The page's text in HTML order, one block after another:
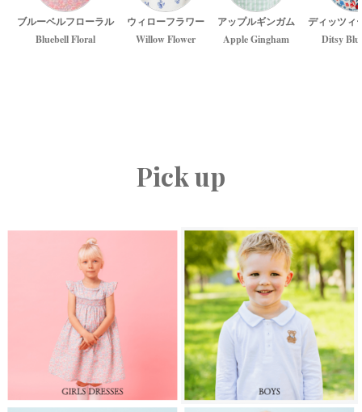
ブルーベルフローラル
Bluebell Floral
ウィローフラワー
Willow Flower
アップルギンガム
Apple Gingham
ディッツィ
Ditsy
Pick up